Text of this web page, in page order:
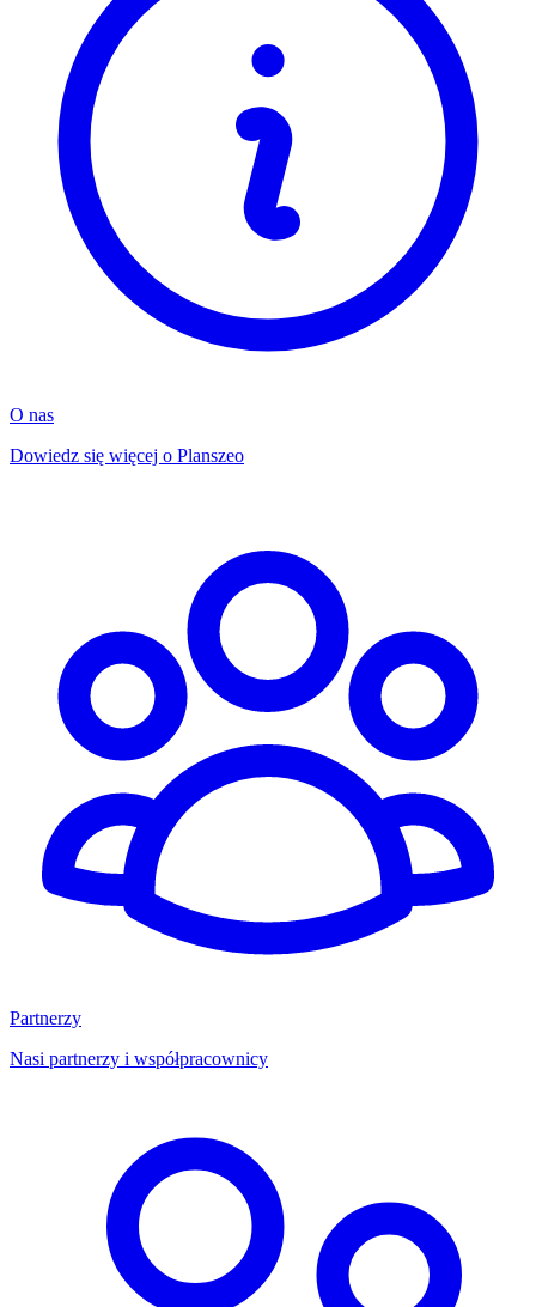
O nas
Dowiedz się więcej o Planszeo
Partnerzy
Nasi partnerzy i współpracownicy